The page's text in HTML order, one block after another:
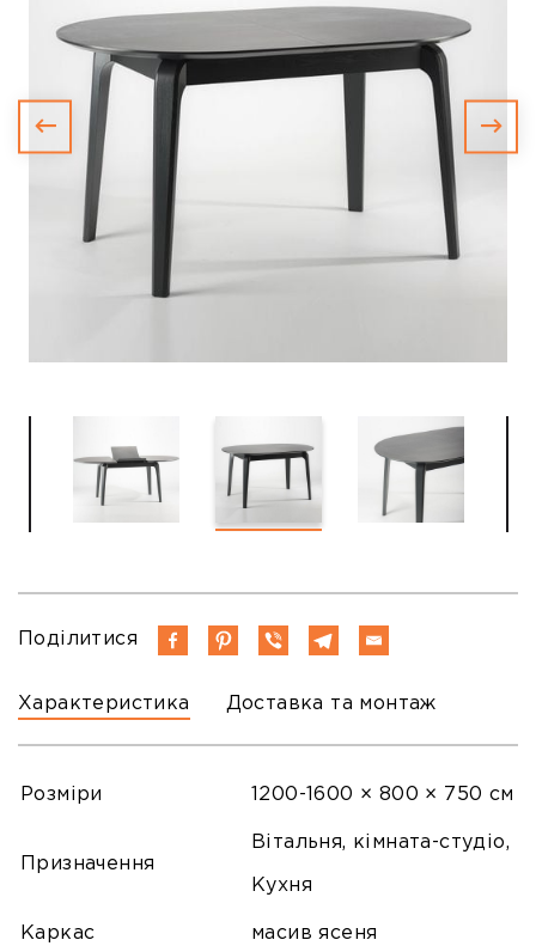
Характеристика Доставка та монтаж
Поділитися
Розміри 1200-1600 × 800 × 750 см
Призначення
Вітальня, кімната-студіо,
Кухня
Каркас масив ясеня